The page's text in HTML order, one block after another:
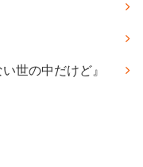
世の中だけど』